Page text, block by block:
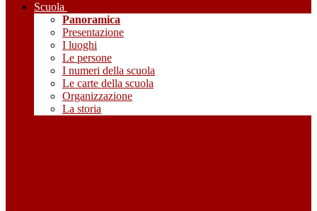
Scuola
Panoramica
Presentazione
I luoghi
Le persone
I numeri della scuola
Le carte della scuola
Organizzazione
La storia